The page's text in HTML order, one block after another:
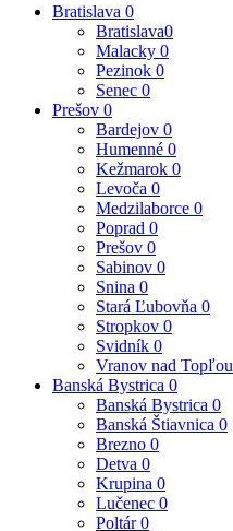
Bratislava 0
Bratislava0
Malacky 0
Pezinok 0
Senec 0
Prešov 0
Bardejov 0
Humenné 0
Kežmarok 0
Levoča 0
Medzilaborce 0
Poprad 0
Prešov 0
Sabinov 0
Snina 0
Stará Ľubovňa 0
Stropkov 0
Svidník 0
Vranov nad Topľou
Banská Bystrica 0
Banská Bystrica 0
Banská Štiavnica 0
Brezno 0
Detva 0
Krupina 0
Lučenec 0
Poltár0